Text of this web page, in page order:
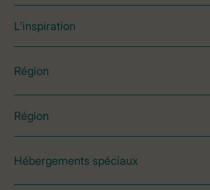
L’inspiration
Région
Région
Hébergements spéciaux